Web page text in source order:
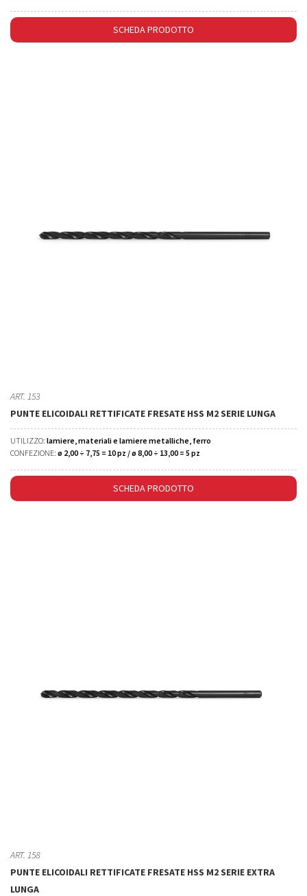
SCHEDA PRODOTTO
ART. 153
PUNTE ELICOIDALI RETTIFICATE FRESATE HSS M2 SERIE LUNGA
UTILIZZO: lamiere, materiali e lamiere metalliche, ferro
CONFEZIONE: ø 2,00 ÷ 7,75 = 10 pz / ø 8,00 ÷ 13,00 = 5 pz
SCHEDA PRODOTTO
ART. 158
PUNTE ELICOIDALI RETTIFICATE FRESATE HSS M2 SERIE EXTRA
LUNGA